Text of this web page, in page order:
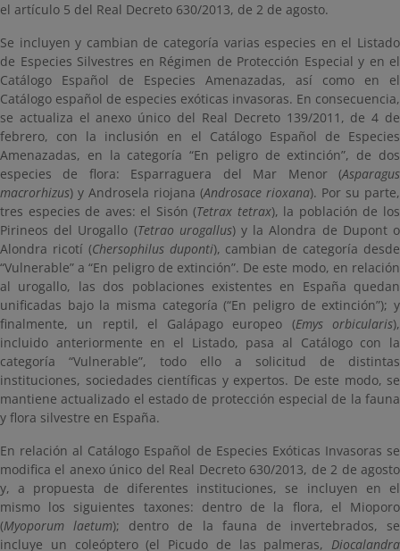
el artículo 5 del Real Decreto 630/2013, de 2 de agosto.
Se incluyen y cambian de categoría varias especies en el Listado
de Especies Silvestres en Régimen de Protección Especial y en el
Catálogo Español de Especies Amenazadas, así como en el
Catálogo español de especies exóticas invasoras. En consecuencia,
se actualiza el anexo único del Real Decreto 139/2011, de 4 de
febrero, con la inclusión en el Catálogo Español de Especies
Amenazadas, en la categoría “En peligro de extinción”, de dos
especies de flora: Esparraguera del Mar Menor (Asparagus
macrorhizus) y Androsela riojana (Androsace rioxana). Por su parte,
tres especies de aves: el Sisón (Tetrax tetrax), la población de los
Pirineos del Urogallo (Tetrao urogallus) y la Alondra de Dupont o
Alondra ricotí (Chersophilus duponti), cambian de categoría desde
“Vulnerable” a “En peligro de extinción”. De este modo, en relación
al urogallo, las dos poblaciones existentes en España quedan
unificadas bajo la misma categoría (“En peligro de extinción”); y
finalmente, un reptil, el Galápago europeo (Emys orbicularis),
incluido anteriormente en el Listado, pasa al Catálogo con la
categoría “Vulnerable”, todo ello a solicitud de distintas
instituciones, sociedades científicas y expertos. De este modo, se
mantiene actualizado el estado de protección especial de la fauna
y flora silvestre en España.
En relación al Catálogo Español de Especies Exóticas Invasoras se
modifica el anexo único del Real Decreto 630/2013, de 2 de agosto
y, a propuesta de diferentes instituciones, se incluyen en el
mismo los siguientes taxones: dentro de la flora, el Mioporo
(Myoporum laetum); dentro de la fauna de invertebrados, se
incluye un coleóptero (el Picudo de las palmeras, Diocalandra